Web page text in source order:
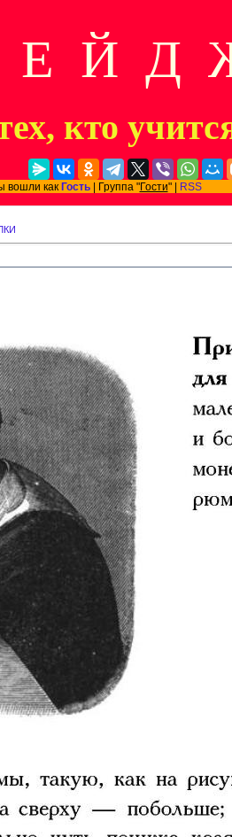
Е Й Д
кто
как Гость| Группа "Гости" |
RSS